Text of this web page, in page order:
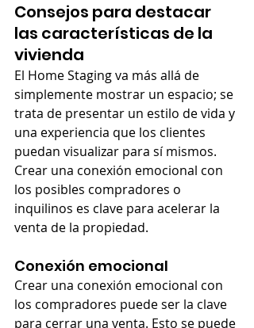
Consejos para destacar
las características de la
vivienda
El Home Staging va más allá de
simplemente mostrar un espacio; se
trata de presentar un estilo de vida y
una experiencia que los clientes
puedan visualizar para sí mismos.
Crear una conexión emocional con
los posibles compradores o
inquilinos es clave para acelerar la
venta de la propiedad.
Conexión emocional
Crear una conexión emocional con
los compradores puede ser la clave
para cerrar una venta. Esto se puede